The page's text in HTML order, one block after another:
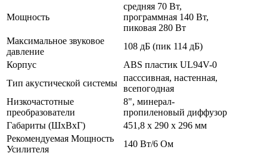
Мощность
средняя 70 Вт,
программная 140 Вт,
пиковая 280 Вт
Максимальное звуковое
давление
108 дБ (пик 114 дБ)
Корпус
ABS пластик UL94V-0
Тип акустической системы
пасссивная, настенная,
всепогодная
Низкочастотные
преобразователи
8", минерал-
пропиленовый диффузор
Габариты (ШхВхГ)
451,8 х 290 х 296 мм
Рекомендуемая Мощность
Усилителя
140 Вт/6 Ом